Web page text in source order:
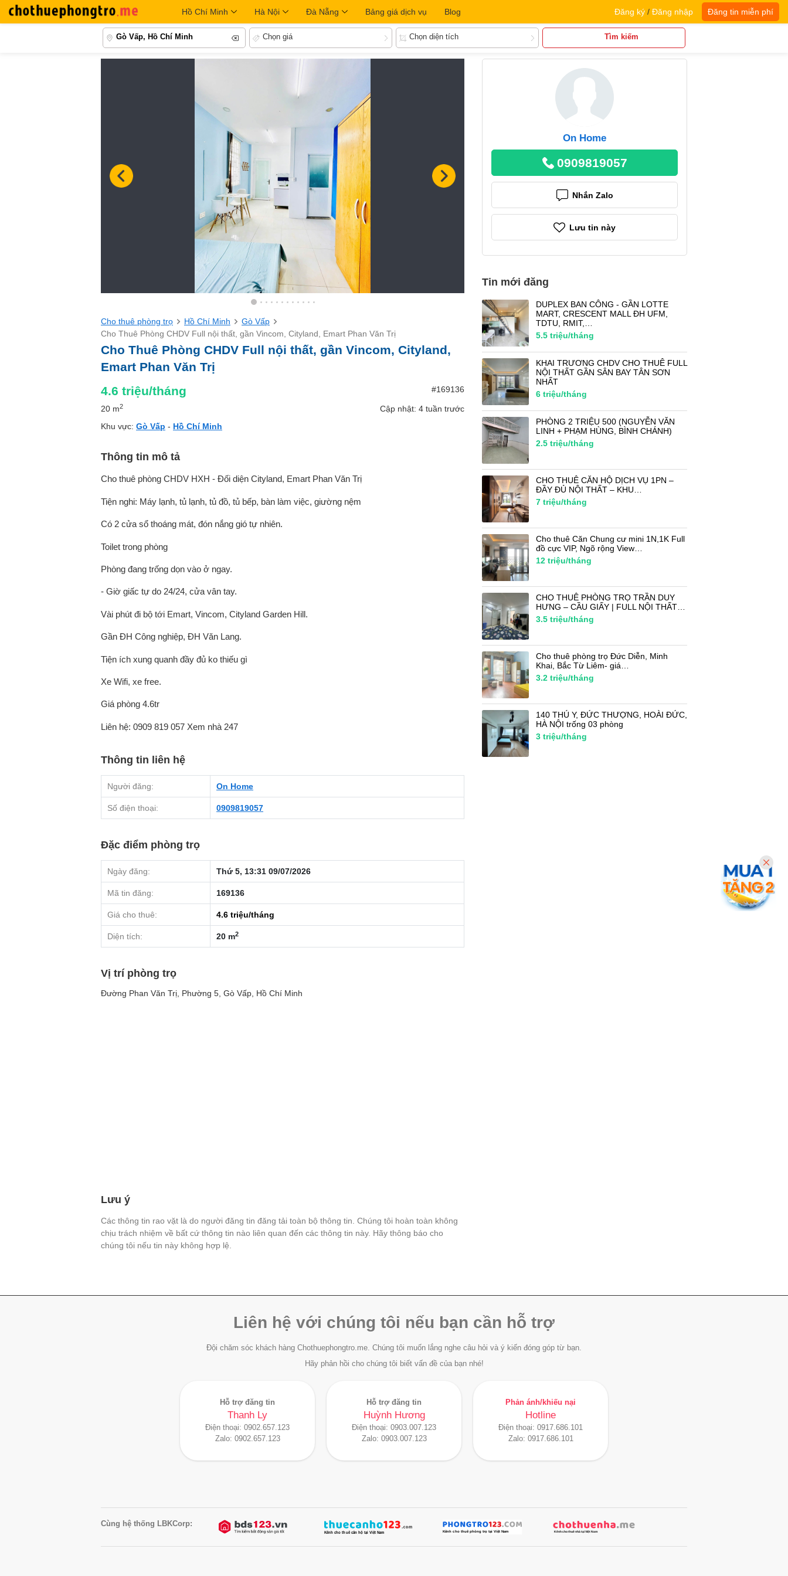
Hồ Chí Minh Hà Nội Đà Nẵng Bảng giá dịch vụ Blog Đăng ký / Đăng nhập Đăng tin miễn phí
Gò Vấp, Hồ Chí Minh Chọn giá Chọn diện tích Tìm kiếm
Cho thuê phòng trọ Hồ Chí Minh
Gò Vấp
Cho Thuê Phòng CHDV Full nội thất, gần Vincom, Cityland, Emart Phan Văn Trị
Cho Thuê Phòng CHDV Full nội thất, gần Vincom, Cityland,
Emart Phan Văn Trị
4.6 triệu/tháng #169136
20 m2
Cập nhật: 4 tuần trước
Khu vực: Gò Vấp - Hồ Chí Minh
Thông tin mô tả
Cho thuê phòng CHDV HXH - Đối diện Cityland, Emart Phan Văn Trị
Tiện nghi: Máy lạnh, tủ lạnh, tủ đồ, tủ bếp, bàn làm việc, giường nệm
Có 2 cửa sổ thoáng mát, đón nắng gió tự nhiên.
Toilet trong phòng
Phòng đang trống dọn vào ở ngay.
- Giờ giấc tự do 24/24, cửa vân tay.
Vài phút đi bộ tới Emart, Vincom, Cityland Garden Hill.
Gần ĐH Công nghiệp, ĐH Văn Lang.
Tiện ích xung quanh đầy đủ ko thiếu gì
Xe Wifi, xe free.
Giá phòng 4.6tr
Liên hệ: 0909 819 057 Xem nhà 247
Thông tin liên hệ
Người đăng: On Home
Số điện thoại: 0909819057
Đặc điểm phòng trọ
Ngày đăng: Thứ 5, 13:31 09/07/2026
Mã tin đăng: 169136
Giá cho thuê: 4.6 triệu/tháng
Diện tích: 20 m2
Vị trí phòng trọ
Đường Phan Văn Trị, Phường 5, Gò Vấp, Hồ Chí Minh
Lưu ý
Các thông tin rao vặt là do người đăng tin đăng tải toàn bộ thông tin. Chúng tôi hoàn toàn không
chịu trách nhiệm về bất cứ thông tin nào liên quan đến các thông tin này. Hãy thông báo cho
chúng tôi nếu tin này không hợp lệ.
On Home
0909819057
Nhắn Zalo
Lưu tin này
Tin mới đăng
DUPLEX BAN CÔNG - GẦN LOTTE
MART, CRESCENT MALL ĐH UFM,
TDTU, RMIT,…
5.5 triệu/tháng
KHAI TRƯƠNG CHDV CHO THUÊ FULL
NỘI THẤT GẦN SÂN BAY TÂN SƠN
NHẤT
6 triệu/tháng
PHÒNG 2 TRIỆU 500 (NGUYỄN VĂN
LINH + PHẠM HÙNG, BÌNH CHÁNH)
2.5 triệu/tháng
CHO THUÊ CĂN HỘ DỊCH VỤ 1PN –
ĐẦY ĐỦ NỘI THẤT – KHU…
7 triệu/tháng
Cho thuê Căn Chung cư mini 1N,1K Full
đồ cực VIP, Ngõ rộng View…
12 triệu/tháng
CHO THUÊ PHÒNG TRỌ TRẦN DUY
HƯNG – CẦU GIẤY | FULL NỘI THẤT…
3.5 triệu/tháng
Cho thuê phòng trọ Đức Diễn, Minh
Khai, Bắc Từ Liêm- giá…
3.2 triệu/tháng
140 THÚ Y, ĐỨC THƯỢNG, HOÀI ĐỨC,
HÀ NỘI trống 03 phòng
3 triệu/tháng
Liên hệ với chúng tôi nếu bạn cần hỗ trợ
Đội chăm sóc khách hàng Chothuephongtro.me. Chúng tôi muốn lắng nghe câu hỏi và ý kiến đóng góp từ bạn.
Hãy phản hồi cho chúng tôi biết vấn đề của bạn nhé!
Hỗ trợ đăng tin
Thanh Ly
Điện thoại: 0902.657.123
Zalo: 0902.657.123
Hỗ trợ đăng tin
Huỳnh Hương
Điện thoại: 0903.007.123
Zalo: 0903.007.123
Phản ánh/khiếu nại
Hotline
Điện thoại: 0917.686.101
Zalo: 0917.686.101
Cùng hệ thống LBKCorp: